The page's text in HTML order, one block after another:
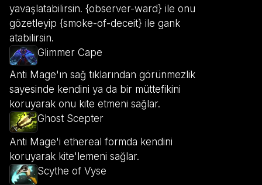
yavaşlatabilirsin. {observer-ward} ile onu
gözetleyip {smoke-of-deceit} ile gank
atabilirsin.
Glimmer Cape
Anti Mage'ın sağ tıklarından görünmezlik
sayesinde kendini ya da bir müttefikini
koruyarak onu kite etmeni sağlar.
Ghost Scepter
Anti Mage'i ethereal formda kendini
koruyarak kite'lemeni sağlar.
Scythe of Vyse